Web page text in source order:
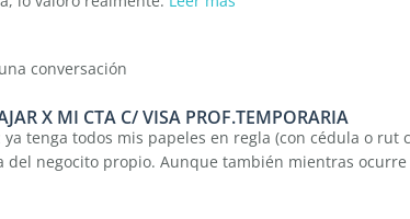
conversación
X MI CTA C/ VISA PROF.TEMPORARIA
tenga todos mis papeles en regla (con cédula o rut
del negocito propio. Aunque también mientras ocurre